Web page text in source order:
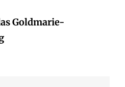
Goldmarie-